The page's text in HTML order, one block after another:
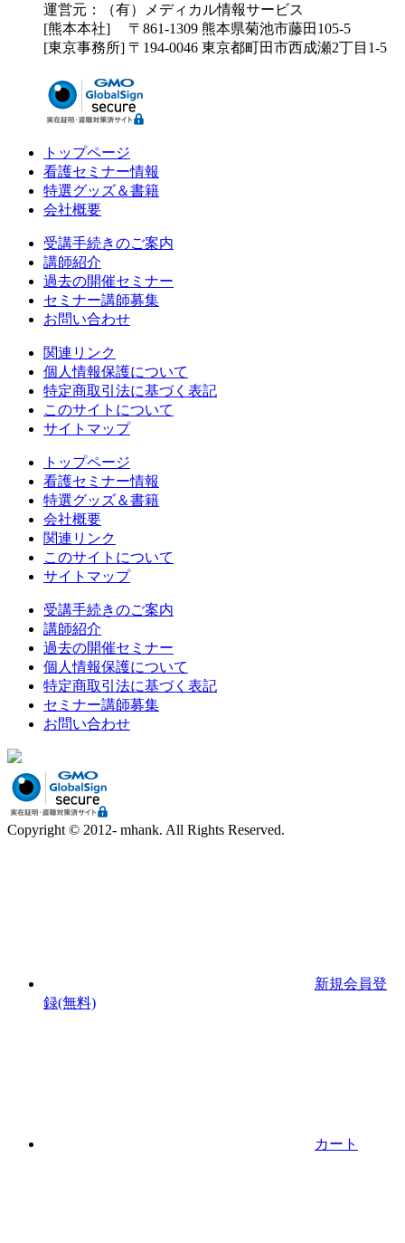
運営元：（有）メディカル情報サービス
[熊本本社] 〒861-1309 熊本県菊池市藤田105-5
[東京事務所] 〒194-0046 東京都町田市西成瀬2丁目1-5
トップページ
看護セミナー情報
特選グッズ＆書籍
会社概要
受講手続きのご案内
講師紹介
過去の開催セミナー
セミナー講師募集
お問い合わせ
関連リンク
個人情報保護について
特定商取引法に基づく表記
このサイトについて
サイトマップ
トップページ
看護セミナー情報
特選グッズ＆書籍
会社概要
関連リンク
このサイトについて
サイトマップ
受講手続きのご案内
講師紹介
過去の開催セミナー
個人情報保護について
特定商取引法に基づく表記
セミナー講師募集
お問い合わせ
Copyright © 2012- mhank. All Rights Reserved.
新規会員登
録(無料)
カート